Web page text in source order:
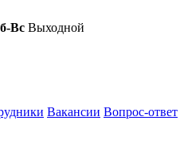
Вс Выходной
Вакансии Вопрос-ответ